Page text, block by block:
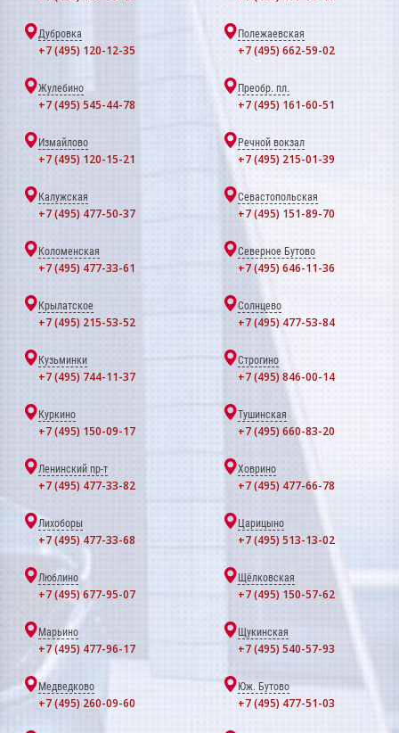
Дубровка
+7 (495) 120-12-35
Полежаевская
+7 (495) 662-59-02
Жулебино
+7 (495) 545-44-78
Преобр. пл.
+7 (495) 161-60-51
Измайлово
+7 (495) 120-15-21
Речной вокзал
+7 (495) 215-01-39
Калужская
+7 (495) 477-50-37
Севастопольская
+7 (495) 151-89-70
Коломенская
+7 (495) 477-33-61
Северное Бутово
+7 (495) 646-11-36
Крылатское
+7 (495) 215-53-52
Солнцево
+7 (495) 477-53-84
Кузьминки
+7 (495) 744-11-37
Строгино
+7 (495) 846-00-14
Куркино
+7 (495) 150-09-17
Тушинская
+7 (495) 660-83-20
Ленинский пр-т
+7 (495) 477-33-82
Ховрино
+7 (495) 477-66-78
Лихоборы
+7 (495) 477-33-68
Царицыно
+7 (495) 513-13-02
Люблино
+7 (495) 677-95-07
Щёлковская
+7 (495) 150-57-62
Марьино
+7 (495) 477-96-17
Щукинская
+7 (495) 540-57-93
Медведково
+7 (495) 260-09-60
Юж. Бутово
+7 (495) 477-51-03